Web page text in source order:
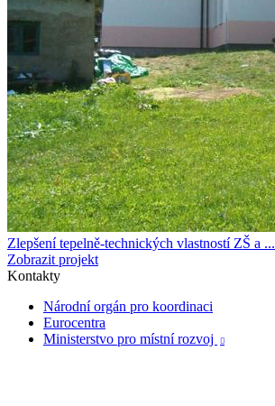
Zlepšení tepelně-technických vlastností ZŠ a ...
Zobrazit projekt
Kontakty
Národní orgán pro koordinaci
Eurocentra
Ministerstvo pro místní rozvoj
